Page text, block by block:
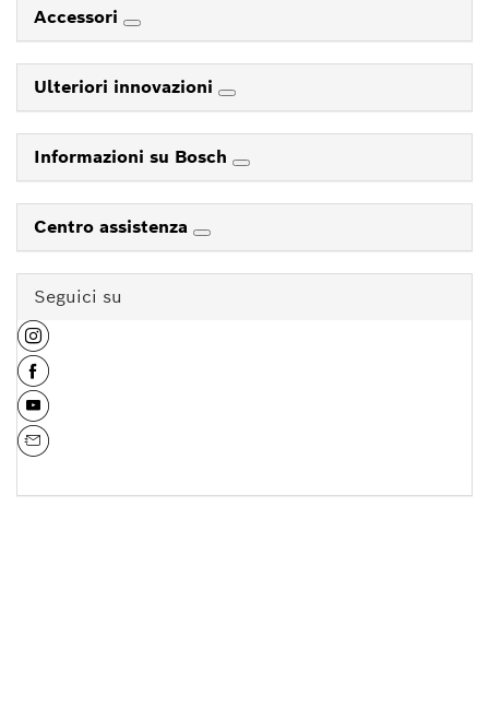
Accessori
Ulteriori innovazioni
Informazioni su Bosch
Centro assistenza
Seguici su